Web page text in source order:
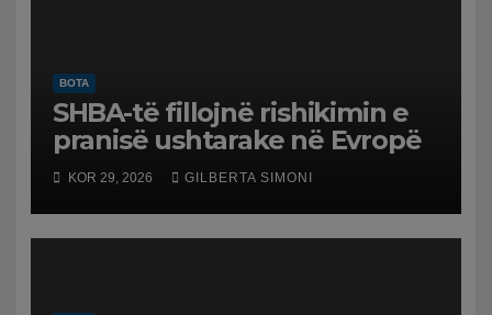
BOTA
SHBA-të fillojnë rishikimin e
pranisë ushtarake në Evropë
KOR 29, 2026 GILBERTA SIMONI